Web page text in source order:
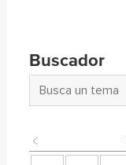
Buscador